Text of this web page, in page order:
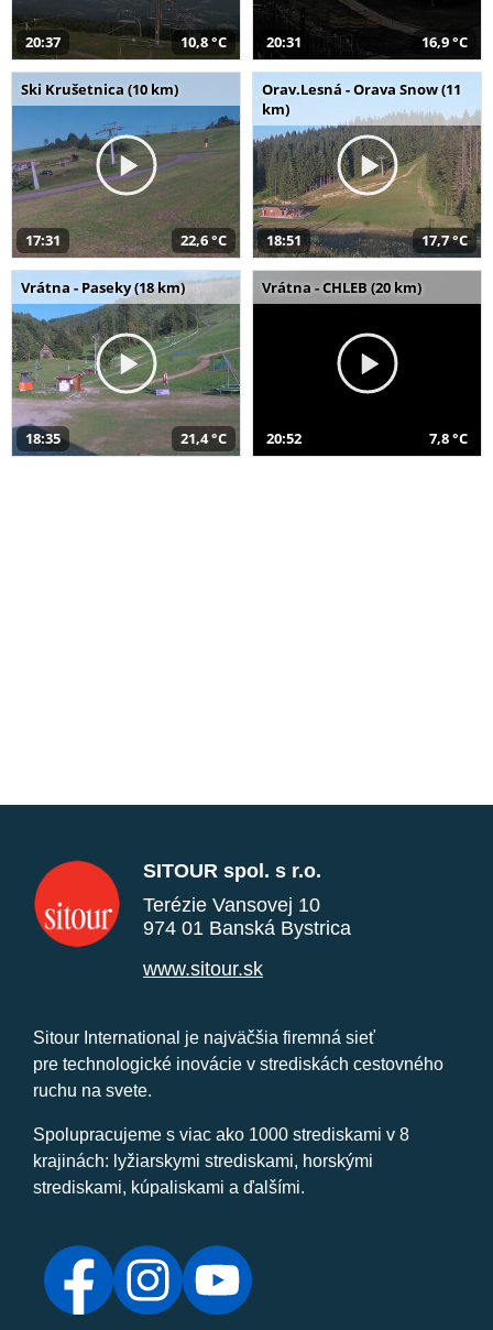
20:37 10,8 °C 20:31 16,9 °C
Ski Krušetnica (10 km)
17:31 22,6 °C
Orav.Lesná - Orava Snow (11
km)
18:51 17,7 °C
Vrátna - Paseky (18 km)
18:35 21,4 °C
Vrátna - CHLEB (20 km)
20:52 7,8 °C
SITOUR spol. s r.o.
Terézie Vansovej 10
974 01 Banská Bystrica
www.sitour.sk
Sitour International je najväčšia firemná sieť
pre technologické inovácie v strediskách cestovného
ruchu na svete.
Spolupracujeme s viac ako 1000 strediskami v 8
krajinách: lyžiarskymi strediskami, horskými
strediskami, kúpaliskami a ďalšími.